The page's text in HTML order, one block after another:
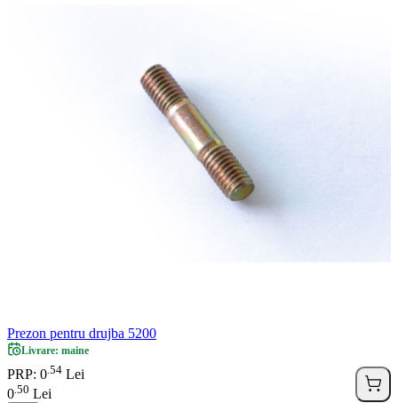
Prezon pentru drujba 5200
Livrare: maine
PRP: 0 54 Lei
0 50 Lei